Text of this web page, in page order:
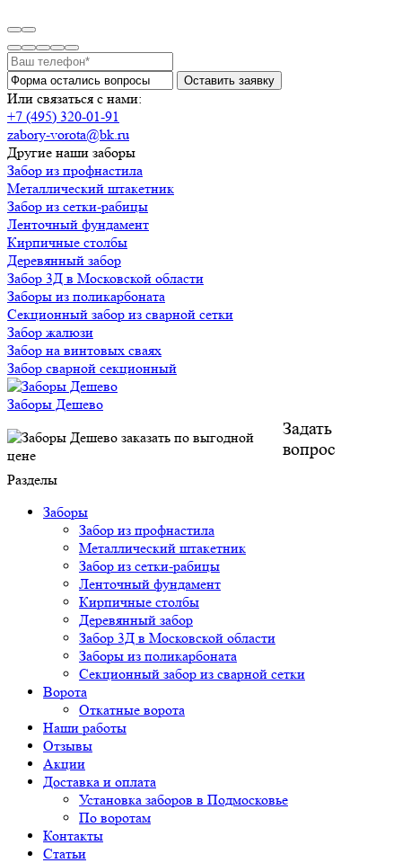
Или связаться с нами:
+7 (495) 320-01-91
zabory-vorota@bk.ru
Другие наши заборы
Забор из профнастила
Металлический штакетник
Забор из сетки-рабицы
Ленточный фундамент
Кирпичные столбы
Деревянный забор
Забор 3Д в Московской области
Заборы из поликарбоната
Секционный забор из сварной сетки
Забор жалюзи
Забор на винтовых сваях
Забор сварной секционный
Заборы Дешево
Задать
вопрос
Разделы
Заборы
Забор из профнастила
Металлический штакетник
Забор из сетки-рабицы
Ленточный фундамент
Кирпичные столбы
Деревянный забор
Забор 3Д в Московской области
Заборы из поликарбоната
Секционный забор из сварной сетки
Ворота
Откатные ворота
Наши работы
Отзывы
Акции
Доставка и оплата
Установка заборов в Подмосковье
По воротам
Контакты
Статьи